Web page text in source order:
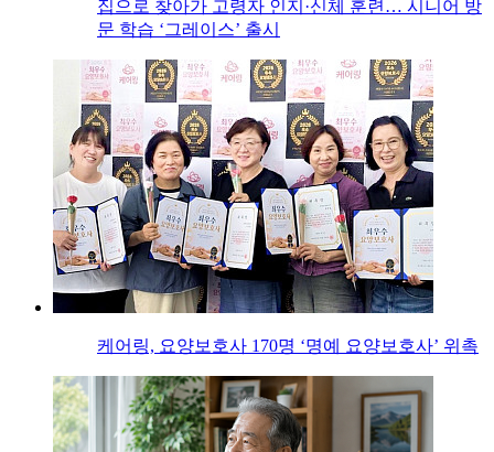
집으로 찾아가 고령자 인지·신체 훈련… 시니어 방
문 학습 ‘그레이스’ 출시
케어링, 요양보호사 170명 ‘명예 요양보호사’ 위촉